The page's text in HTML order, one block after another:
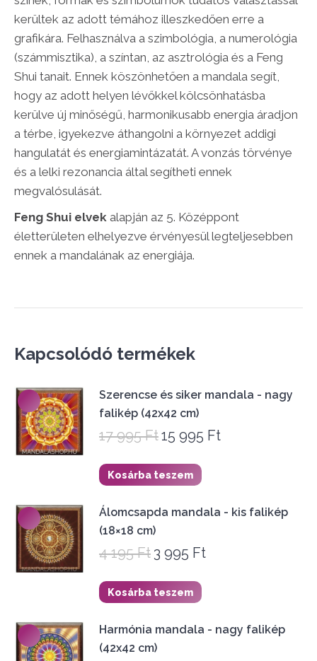
kerültek az adott témához illeszkedően erre a
grafikára. Felhasználva a szimbológia, a numerológia
(számmisztika), a színtan, az asztrológia és a Feng
Shui tanait. Ennek köszönhetően a mandala segít,
hogy az adott helyen lévőkkel kölcsönhatásba
kerülve új minőségű, harmonikusabb energia áradjon
a térbe, igyekezve áthangolni a környezet addigi
hangulatát és energiamintázatát. A vonzás törvénye
és a lelki rezonancia által segítheti ennek
megvalósulását.
Feng Shui elvek alapján az 5. Középpont
életterületen elhelyezve érvényesül legteljesebben
ennek a mandalának az energiája.
Kapcsolódó termékek
Szerencse és siker mandala - nagy
falikép (42x42 cm)
17 995Ft Original
was:
995 Ft.
15 995 Ft
995 Ft.
Kosárba teszem
Álomcsapda mandala - kis falikép
(18×18 cm)
4 195Ft Original
was:
195 Ft.
3 995 Ft
995 Ft.
Kosárba teszem
Harmónia mandala - nagy falikép
(42x42 cm)